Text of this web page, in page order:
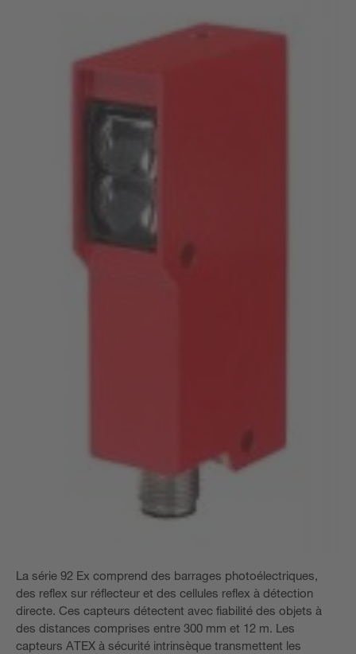
La série 92 Ex comprend des barrages photoélectriques,
des reflex sur réflecteur et des cellules reflex à détection
directe. Ces capteurs détectent avec fiabilité des objets à
des distances comprises entre 300 mm et 12 m. Les
capteurs ATEX à sécurité intrinsèque transmettent les